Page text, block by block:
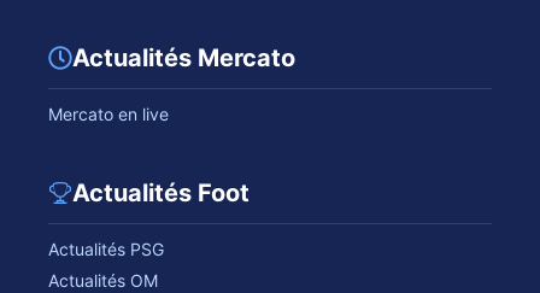
Actualités Mercato
Mercato en live
Actualités Foot
Actualités PSG
Actualités OM